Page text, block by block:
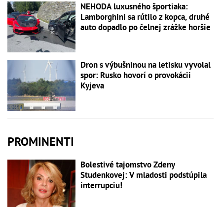
NEHODA luxusného športiaka:
Lamborghini sa rútilo z kopca, druhé
auto dopadlo po čelnej zrážke horšie
Dron s výbušninou na letisku vyvolal
spor: Rusko hovorí o provokácii
Kyjeva
PROMINENTI
Bolestivé tajomstvo Zdeny
Studenkovej: V mladosti podstúpila
interrupciu!